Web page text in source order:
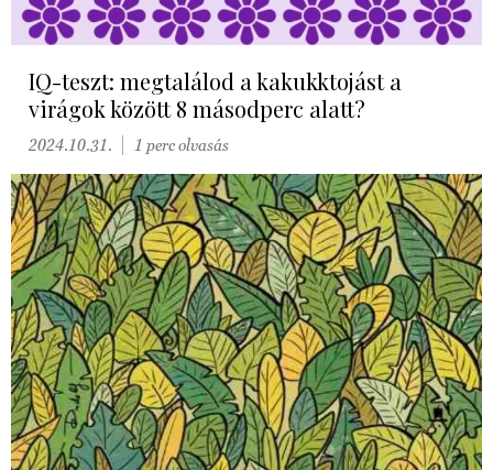
IQ-teszt: megtalálod a kakukktojást a
virágok között 8 másodperc alatt?
2024.10.31. 1 perc olvasás